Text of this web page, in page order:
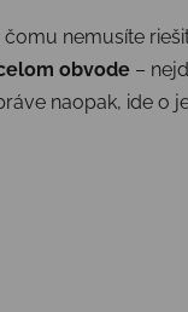
čomu nemusíte
obvode –
naopak, ide o